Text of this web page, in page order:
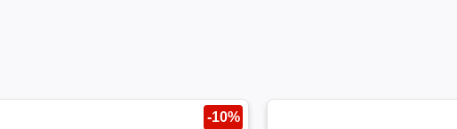
-10%